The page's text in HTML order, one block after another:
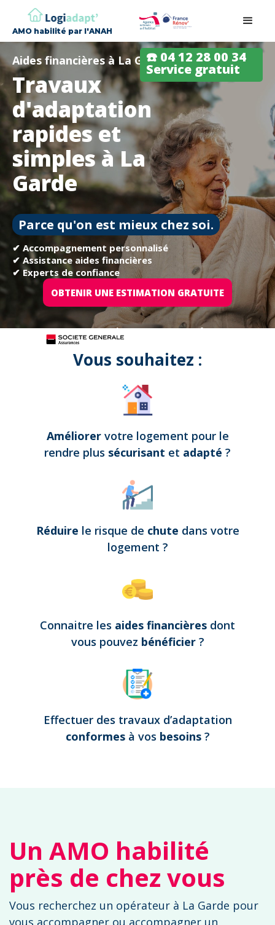
AMO habilité par l'ANAH
☎️ 04 12 28 00 34
Service gratuit
Aides financières à La Garde
Travaux
d'adaptation
rapides et
simples à La
Garde
Parce qu'on est mieux chez soi.
✔ Accompagnement personnalisé
✔ Assistance aides financières
✔ Experts de confiance
OBTENIR UNE ESTIMATION GRATUITE
Tous nos projets sont assurés par
Vous souhaitez :
Améliorer votre logement pour le
rendre plus sécurisant et adapté ?
Réduire le risque de chute dans votre
logement ?
Connaitre les aides financières dont
vous pouvez bénéficier ?
Effectuer des travaux d’adaptation
conformes à vos besoins ?
Un AMO habilité
près de chez vous
Vous recherchez un opérateur à La Garde pour
vous accompagner ou accompagner un